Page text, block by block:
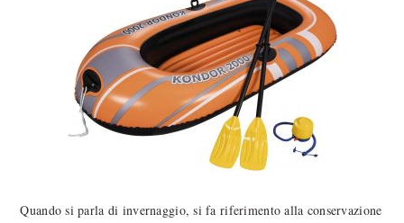
Quando si parla di invernaggio, si fa riferimento alla conservazione